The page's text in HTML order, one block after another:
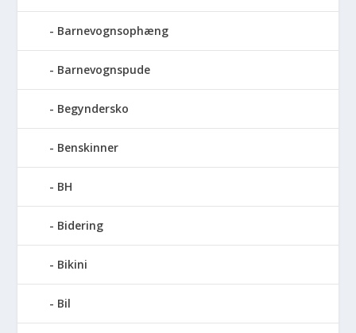
Barnevognsophæng
Barnevognspude
Begyndersko
Benskinner
BH
Bidering
Bikini
Bil